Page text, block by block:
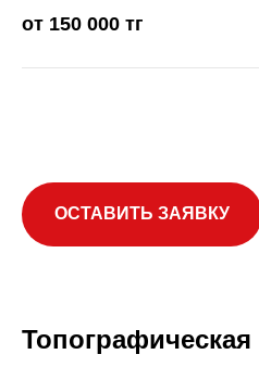
от 150 000 тг
ОСТАВИТЬ ЗАЯВКУ